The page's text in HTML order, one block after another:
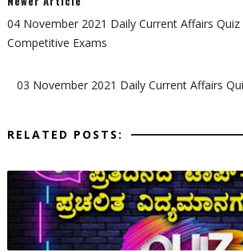
04 November 2021 Daily Current Affairs Quiz
Competitive Exams
03 November 2021 Daily Current Affairs
RELATED POSTS: